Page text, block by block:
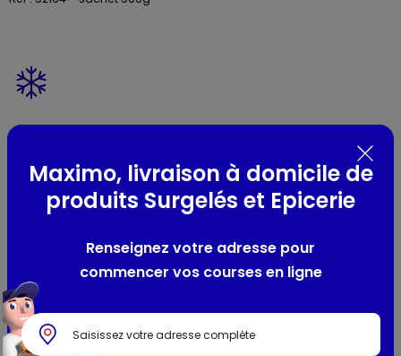
à l'huile d'olive
Utilisation et conservation
Composition / Ingrédients / Allergènes
Tomates cubes (70%), pulpe de tomates (23,3%), eau, huile
extra-vierge d'olive (1,1%), sel, ail.
Maximo, livraison à domicile de
produits Surgelés et Epicerie
Renseignez votre adresse pour
commencer vos courses en ligne